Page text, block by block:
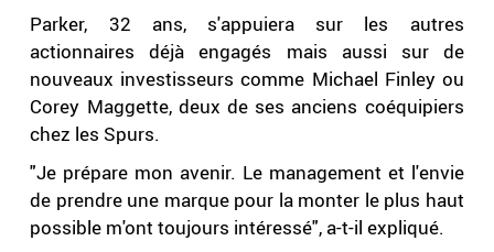
Parker, 32 ans, s'appuiera sur les autres
actionnaires déjà engagés mais aussi sur de
nouveaux investisseurs comme Michael Finley ou
Corey Maggette, deux de ses anciens coéquipiers
chez les Spurs.
"Je prépare mon avenir. Le management et l'envie
de prendre une marque pour la monter le plus haut
possible m'ont toujours intéressé", a-t-il expliqué.